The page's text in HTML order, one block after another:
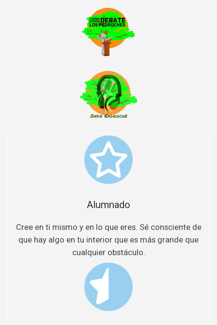
Alumnado
Cree en ti mismo y en lo que eres. Sé consciente de
que hay algo en tu interior que es más grande que
cualquier obstáculo.